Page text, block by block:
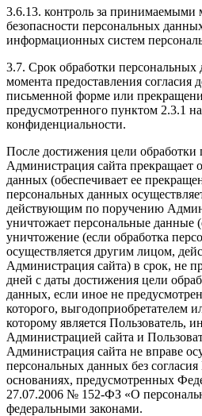
3.6.13. контроль за принимаемыми
безопасности персональных
информационных систем
3.7. Срок обработки персональных
момента предоставления согласия
письменной форме или
предусмотренного пунктом 2.3.1
конфиденциальности.
После достижения цели
Администрация сайта прекращает
данных (обеспечивает ее
персональных данных
действующим по поручению
уничтожает персональные данные
уничтожение (если обработка
осуществляется другим лицом,
Администрация сайта) в срок, не
дней с даты достижения цели
данных, если иное не
которого, выгодоприобретателем
которому является Пользователь,
Администрацией сайта и
Администрация сайта не вправе
персональных данных без согласия
основаниях, предусмотренных
27.07.2006 № 152-ФЗ «О
федеральными законами.